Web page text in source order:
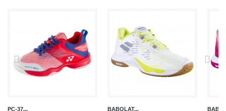
PC-37... BABOLAT...